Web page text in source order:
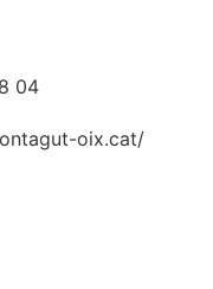
04
oix.cat/